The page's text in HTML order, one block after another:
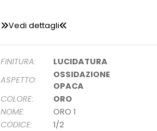
Vedi dettagli
FINITURA:
LUCIDATURA
ASPETTO:
OSSIDAZIONE
OPACA
COLORE:
ORO
NOME:
ORO 1
CODICE:
1/2